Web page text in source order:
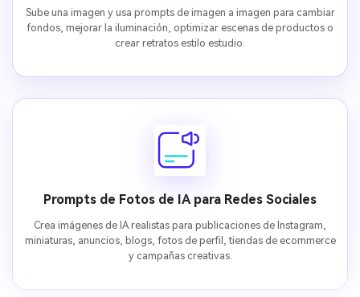
Sube una imagen y usa prompts de imagen a imagen para cambiar
fondos, mejorar la iluminación, optimizar escenas de productos o
crear retratos estilo estudio.
Prompts de Fotos de IA para Redes Sociales
Crea imágenes de IA realistas para publicaciones de Instagram,
miniaturas, anuncios, blogs, fotos de perfil, tiendas de ecommerce
y campañas creativas.